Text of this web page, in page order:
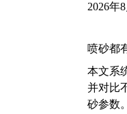
2026年
喷砂都
本文系
并对比
砂参数。